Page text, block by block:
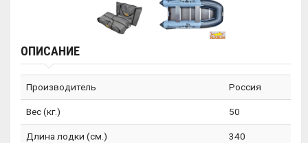
ОПИСАНИЕ
Производитель Россия
Вес (кг.) 50
Длина лодки (см.) 340